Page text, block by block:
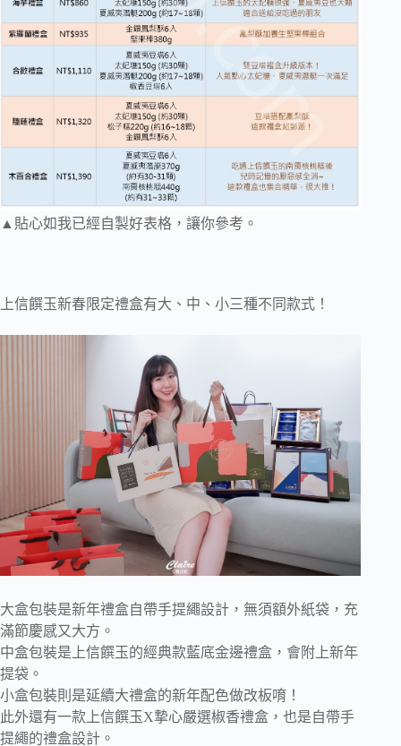
▲貼心如我已經自製好表格，讓你參考。
上信饌玉新春限定禮盒有大、中、小三種不同款式！
大盒包裝是新年禮盒自帶手提繩設計，無須額外紙袋，充
滿節慶感又大方。
中盒包裝是上信饌玉的經典款藍底金邊禮盒，會附上新年
提袋。
小盒包裝則是延續大禮盒的新年配色做改板唷！
此外還有一款上信饌玉X摯心嚴選椒香禮盒，也是自帶手
提繩的禮盒設計。